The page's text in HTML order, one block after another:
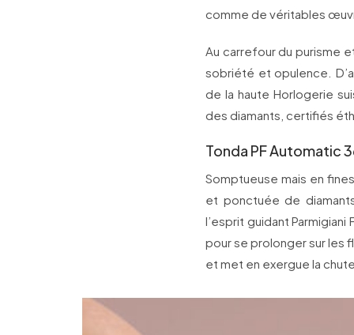
comme de véritables
Au carrefour du purisme
sobriété et opulence.
de la haute Horlogerie
des diamants, certifiés
Tonda PF Automatic
Somptueuse mais en
et ponctuée de
l’esprit guidant
pour se prolonger sur les
et met en exergue la